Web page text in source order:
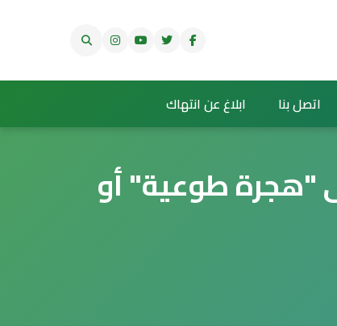
اتصل بنا ابلاغ عن انتهاك
"هجرة طوعية" أو